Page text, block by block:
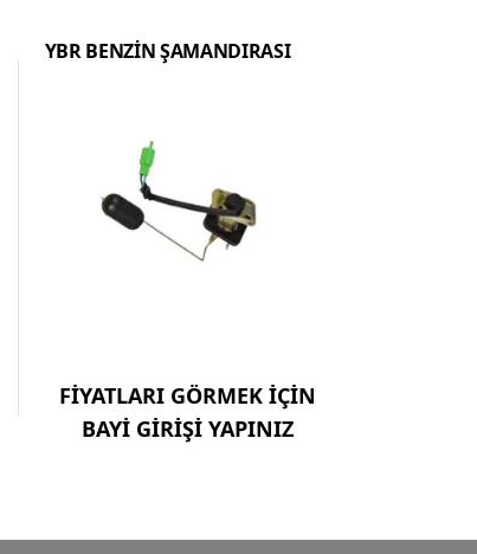
YBR BENZİN ŞAMANDIRASI
FİYATLARI GÖRMEK İÇİN
BAYİ GİRİŞİ YAPINIZ